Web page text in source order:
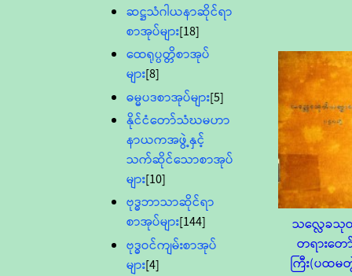
ဆဋ္ဌသံဂါယနာဆိုင်ရာ
စာအုပ်များ[18]
ထေရုပ္ပတ္တိစာအုပ်
များ[8]
ဓမ္မပဒစာအုပ်များ[5]
နိုင်ငံတော်သံဃမဟာ
နာယကအဖွဲ့နှင့်
သက်ဆိုင်သောစာအုပ်
များ[10]
ဗုဒ္ဓဘာသာဆိုင်ရာ
စာအုပ်များ[144]
ဗုဒ္ဓဝင်ကျမ်းစာအုပ်
များ[4]
သလ္လေခ
တရားတေ
ကြီး(ပထမ